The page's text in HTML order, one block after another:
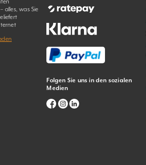
alles, was Sie
Folgen Sie uns in den sozialen
Medien